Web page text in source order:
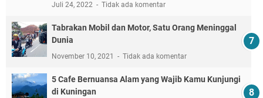
Juli 24, 2022 Tidak ada komentar
Tabrakan Mobil dan Motor, Satu Orang Meninggal
Dunia
November 10, 2021 Tidak ada komentar
5 Cafe Bernuansa Alam yang Wajib Kamu Kunjungi
di Kuningan